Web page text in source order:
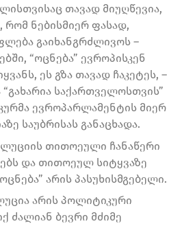
თავად მიუღწევია,
ნებისმიერ ფასად,
გაიხანგრძლივოს –
“ოცნება” ევროპისკენ
ეს გზა თავად ჩაკეტეს, –
“გახარია საქართველოსთვის”
ევროპარლამენტის მიერ
საუბრისას განაცხადა.
თითოეული ჩანაწერი
და თითოეულ სიტყვაზე
არის პასუხისმგებელი.
არის პოლიტიკური
ძალიან ბევრი მძიმე